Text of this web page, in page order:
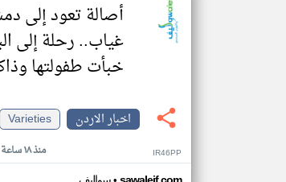
أصالة تعود إلى
غياب.. رحلة إلى
خبأت طفولتها
اخبار الاردن
Varieties
منذ ١٨ ساعة IR46PP